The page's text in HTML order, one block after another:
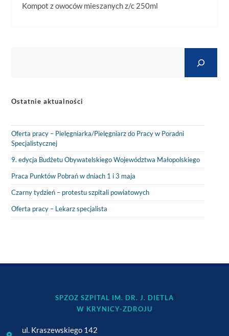
Kompot z owoców mieszanych z/c 250ml
Ostatnie aktualności
Oferta pracy – Pielęgniarka/Pielęgniarz do Pracy w Poradni
Specjalistycznej
9. edycja Budżetu Obywatelskiego Województwa Małopolskiego
Praca Punktów Pobrań w dniach 1 i 3 maja
Czarny tydzień – protestu szpitali powiatowych
Oferta pracy – Lekarz specjalista
SPZOZ SZPITAL IM. DR. J. DIETLA
W KRYNICY-ZDROJU
ul. Kraszewskiego 142